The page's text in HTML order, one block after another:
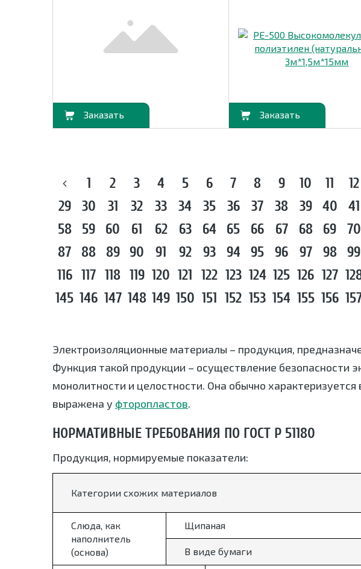
В корзину В корзину
1 2 3 4 5 6 7 8 9 10 11 12
29
30 31 32 33 34 35 36 37 38 39 40 41
58
59 60 61 62 63 64 65 66 67 68 69 70
87
88 89 90 91 92 93 94 95 96 97 98 99
116 117 118 119 120 121 122 123 124 125 126 127
145 146 147 148 149 150 151 152 153 154 155 156
Электроизоляционные материалы – продукция,
Функция такой продукции – осуществление безопасности
монолитности и целостности. Она обычно
выражена у фторопластов.
НОРМАТИВНЫЕ ТРЕБОВАНИЯ ПО ГОСТ Р 51180
Продукция, нормируемые показатели:
Категории схожих материалов
Слюда, как
наполнитель
(основа)
Щипаная
В виде бумаги